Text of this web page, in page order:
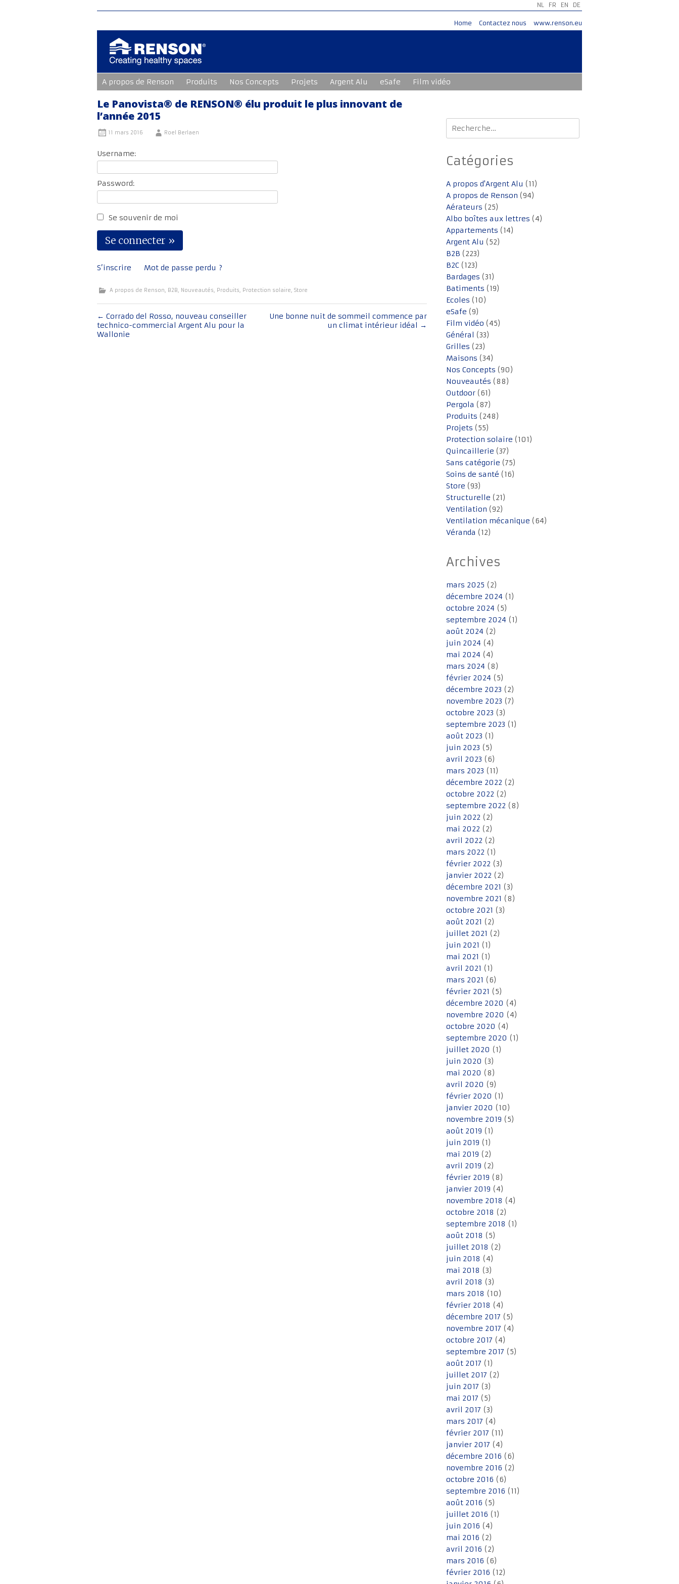
NL FR EN DE
Home Contactez nous www.renson.eu
au
contenu
principal
A propos de Renson Produits Nos Concepts Projets Argent Alu eSafe Film vidéo
Le Panovista® de RENSON® élu produit le plus innovant de
l’année 2015
11 mars 2016 Roel Berlaen
Username:
Password:
Se souvenir de moi
S’inscrire Mot de passe perdu ?
A propos de Renson, B2B, Nouveautés, Produits, Protection solaire, Store
Navigation
de
← Corrado del Rosso, nouveau conseiller
technico-commercial Argent Alu pour la
Wallonie
Une bonne nuit de sommeil commence par
un climat intérieur idéal →
Rechercher :
Catégories
A propos d'Argent Alu (11)
A propos de Renson (94)
Aérateurs (25)
Albo boîtes aux lettres (4)
Appartements (14)
Argent Alu (52)
B2B (223)
B2C (123)
Bardages (31)
Batiments (19)
Ecoles (10)
eSafe (9)
Film vidéo (45)
Général (33)
Grilles (23)
Maisons (34)
Nos Concepts (90)
Nouveautés (88)
Outdoor (61)
Pergola (87)
Produits (248)
Projets (55)
Protection solaire (101)
Quincaillerie (37)
Sans catégorie (75)
Soins de santé (16)
Store (93)
Structurelle (21)
Ventilation (92)
Ventilation mécanique (64)
Véranda (12)
Archives
mars 2025 (2)
décembre 2024 (1)
octobre 2024 (5)
septembre 2024 (1)
août 2024 (2)
juin 2024 (4)
mai 2024 (4)
mars 2024 (8)
février 2024 (5)
décembre 2023 (2)
novembre 2023 (7)
octobre 2023 (3)
septembre 2023 (1)
août 2023 (1)
juin 2023 (5)
avril 2023 (6)
mars 2023 (11)
décembre 2022 (2)
octobre 2022 (2)
septembre 2022 (8)
juin 2022 (2)
mai 2022 (2)
avril 2022 (2)
mars 2022 (1)
février 2022 (3)
janvier 2022 (2)
décembre 2021 (3)
novembre 2021 (8)
octobre 2021 (3)
août 2021 (2)
juillet 2021 (2)
juin 2021 (1)
mai 2021 (1)
avril 2021 (1)
mars 2021 (6)
février 2021 (5)
décembre 2020 (4)
novembre 2020 (4)
octobre 2020 (4)
septembre 2020 (1)
juillet 2020 (1)
juin 2020 (3)
mai 2020 (8)
avril 2020 (9)
février 2020 (1)
janvier 2020 (10)
novembre 2019 (5)
août 2019 (1)
juin 2019 (1)
mai 2019 (2)
avril 2019 (2)
février 2019 (8)
janvier 2019 (4)
novembre 2018 (4)
octobre 2018 (2)
septembre 2018 (1)
août 2018 (5)
juillet 2018 (2)
juin 2018 (4)
mai 2018 (3)
avril 2018 (3)
mars 2018 (10)
février 2018 (4)
décembre 2017 (5)
novembre 2017 (4)
octobre 2017 (4)
septembre 2017 (5)
août 2017 (1)
juillet 2017 (2)
juin 2017 (3)
mai 2017 (5)
avril 2017 (3)
mars 2017 (4)
février 2017 (11)
janvier 2017 (4)
décembre 2016 (6)
novembre 2016 (2)
octobre 2016 (6)
septembre 2016 (11)
août 2016 (5)
juillet 2016 (1)
juin 2016 (4)
mai 2016 (2)
avril 2016 (2)
mars 2016 (6)
février 2016 (12)